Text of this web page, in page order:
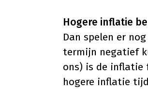
Hogere inflatie
Dan spelen er
termijn negatief
ons) is de inflatie
hogere inflatie